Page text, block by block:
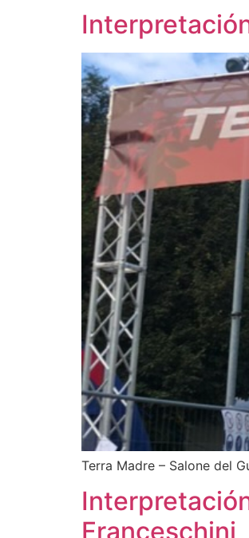
Terra Madre – Salone del
Franceschini